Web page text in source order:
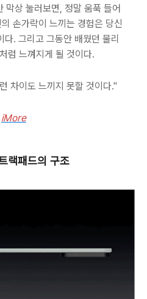
막상 눌러보면, 정말 움푹 들어
손가락이 느끼는 경험은 당신
. 그리고 그동안 배웠던 물리
럼 느껴지게 될 것이다.
차이도 느끼지 못할 것이다."
iMore
랙패드의 구조